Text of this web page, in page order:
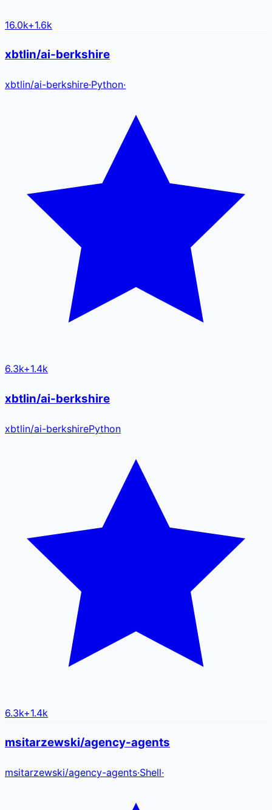
16.0k+1.6k
xbtlin/ai-berkshire
xbtlin/ai-berkshire·Python·
6.3k+1.4k
xbtlin/ai-berkshire
xbtlin/ai-berkshirePython
6.3k+1.4k
msitarzewski/agency-agents
msitarzewski/agency-agents·Shell·